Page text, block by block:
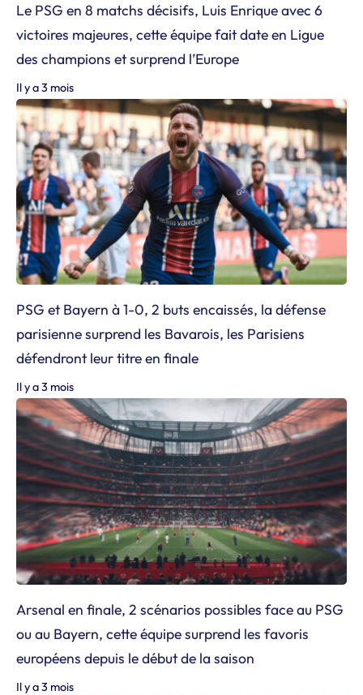
Le PSG en 8 matchs décisifs, Luis Enrique avec 6
victoires majeures, cette équipe fait date en Ligue
des champions et surprend l’Europe
Il y a 3 mois
PSG et Bayern à 1-0, 2 buts encaissés, la défense
parisienne surprend les Bavarois, les Parisiens
défendront leur titre en finale
Il y a 3 mois
Arsenal en finale, 2 scénarios possibles face au PSG
ou au Bayern, cette équipe surprend les favoris
européens depuis le début de la saison
Il y a 3 mois